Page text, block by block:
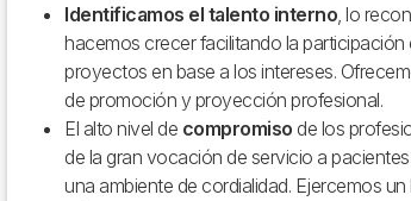
Identificamos el talento interno , lo
hacemos crecer facilitando la participación
proyectos en base a los intereses.
de promoción y proyección profesional.
El alto nivel de compromiso de los
de la gran vocación de servicio a
una ambiente de cordialidad. Ejercemos un